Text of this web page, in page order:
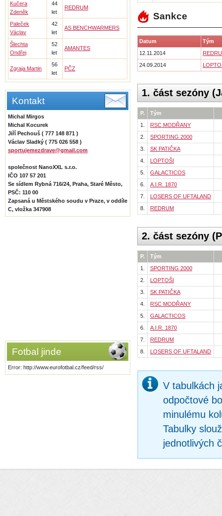
Kučera
Zdeněk
44
let
REDRUM
Paleček
Václav
42
let
AS BENCHWARMERS
Šlechta
Ondřej
52
let
AMANTES
Zgraja Martin
56
let
PČZ
Kontakt
Michal Mirgos
Michal Kocurek
Jiří Pechouš ( 777 148 871 )
Václav Sladký ( 775 026 558 )
sportujemezdrave@gmail.com
společnost NanoXXL s.r.o.
IČO 107 57 201
Se sídlem Rybná 716/24, Praha, Staré Město,
PSČ: 110 00
Zapsaná u Městského soudu v Praze, v oddíle
C, vložka 347908
Fotbal jinde
Error: http://www.eurofotbal.cz/feed/rss/
Sankce
Datum
Tým
12.11.2014
24.09.2014
1. část sezóny
P.
Tým
1.
RSC MODŘANY
2.
SPORTING 2000
3.
SK PATIČKA
4.
LOPTOŠI
5.
GALACTICOS
6.
A.I.R. 1870
7.
LOSERS OF UFTALAND
8.
REDRUM
2. část sezóny
P.
Tým
1.
SPORTING 2000
2.
LOPTOŠI
3.
SK PATIČKA
4.
RSC MODŘANY
5.
GALACTICOS
6.
A.I.R. 1870
7.
REDRUM
8.
LOSERS OF UFTALAND
V tabulkách
odpočtové
minulému
Tabulky
jednotlivých